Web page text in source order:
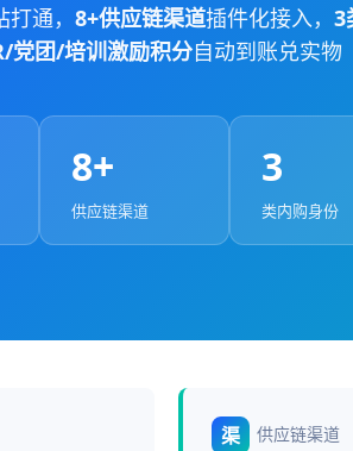
通， 8+供应链渠道插件化接入， 3
党团/培训激励积分自动到账兑实物
8+
供应链渠道
3
类内购身份
渠 供应链渠道